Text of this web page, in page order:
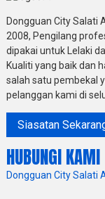
Dongguan City Salati
2008, Pengilang
dipakai untuk Lelaki
Kualiti yang baik dan
salah satu pembekal
pelanggan kami di
Siasatan
HUBUNGI KAMI
Dongguan City Salati